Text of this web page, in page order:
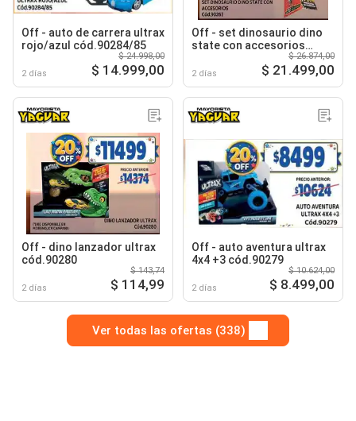
Off - auto de carrera ultrax
rojo/azul cód.90284/85
2 días
$ 24.998,00
$ 14.999,00
Off - set dinosaurio dino
state con accesorios
2 días
$ 26.874,00
$ 21.499,00
Off - dino lanzador ultrax
cód.90280
2 días
$ 143,74
$ 114,99
Off - auto aventura ultrax
4x4 +3 cód.90279
2 días
$ 10.624,00
$ 8.499,00
Ver todas las ofertas (338)